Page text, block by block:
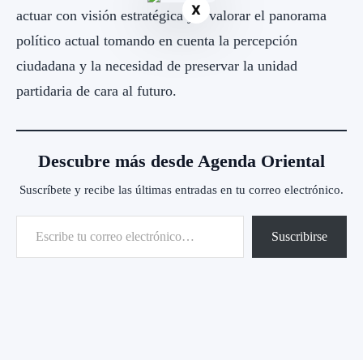
actuar con visión estratégica y a valorar el panorama
político actual tomando en cuenta la percepción
ciudadana y la necesidad de preservar la unidad
partidaria de cara al futuro.
Descubre más desde Agenda Oriental
Suscríbete y recibe las últimas entradas en tu correo electrónico.
Escribe tu correo electrónico…
Suscribirse
X